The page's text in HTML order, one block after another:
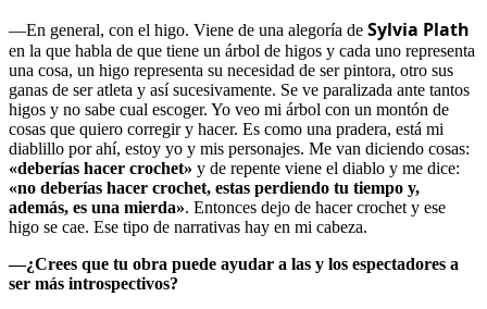
—En general, con el higo. Viene de una alegoría de Sylvia Plath
en la que habla de que tiene un árbol de higos y cada uno representa
una cosa, un higo representa su necesidad de ser pintora, otro sus
ganas de ser atleta y así sucesivamente. Se ve paralizada ante tantos
higos y no sabe cual escoger. Yo veo mi árbol con un montón de
cosas que quiero corregir y hacer. Es como una pradera, está mi
diablillo por ahí, estoy yo y mis personajes. Me van diciendo cosas:
«deberías hacer crochet» y de repente viene el diablo y me dice:
«no deberías hacer crochet, estas perdiendo tu tiempo y,
además, es una mierda». Entonces dejo de hacer crochet y ese
higo se cae. Ese tipo de narrativas hay en mi cabeza.
—¿Crees que tu obra puede ayudar a las y los espectadores a
ser más introspectivos?